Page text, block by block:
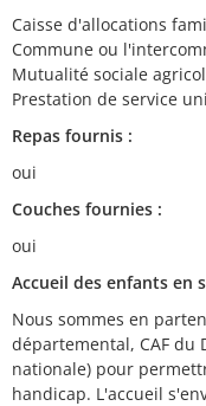
Caisse d'allocations
Commune ou
Mutualité sociale
Prestation de service
Repas fournis :
oui
Couches fournies :
oui
Accueil des enfants en
Nous sommes en
départemental, CAF du
nationale) pour
handicap. L'accueil